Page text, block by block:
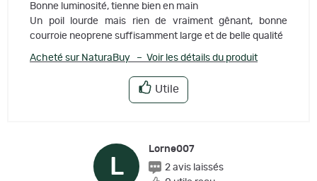
Bonne luminosité, tienne bien en main
Un poil lourde mais rien de vraiment gênant, bonne
courroie neoprene suffisamment large et de belle qualité
Acheté sur NaturaBuy – Voir les détails du produit
Utile
L
Lorne007
2 avis laissés